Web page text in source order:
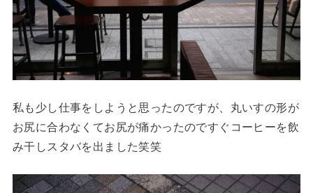
私も少し仕事をしようと思ったのですが、丸いすの形が
お尻に合わなくてお尻が痛かったのですぐコーヒーを飲
み干しスタバを出ました笑笑